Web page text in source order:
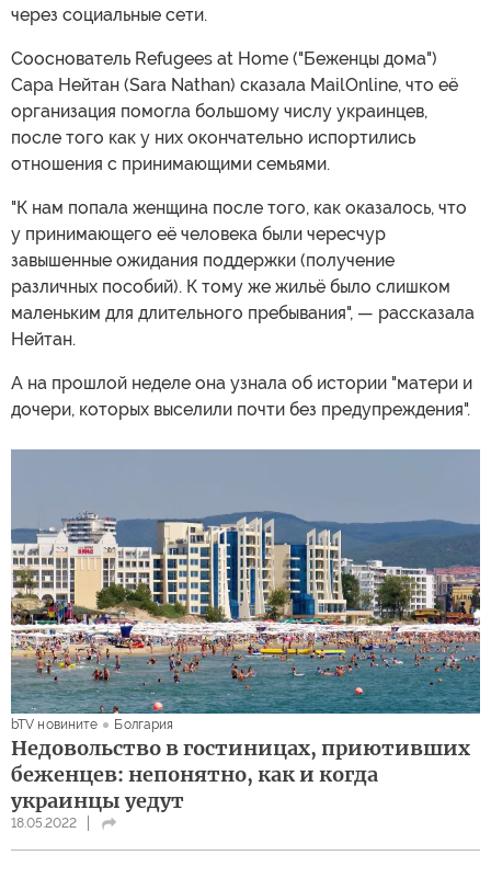
через социальные сети.
Сооснователь Refugees at Home ("Беженцы дома")
Сара Нейтан (Sara Nathan) сказала MailOnline, что её
организация помогла большому числу украинцев,
после того как у них окончательно испортились
отношения с принимающими семьями.
"К нам попала женщина после того, как оказалось, что
у принимающего её человека были чересчур
завышенные ожидания поддержки (получение
различных пособий). К тому же жильё было слишком
маленьким для длительного пребывания", — рассказала
Нейтан.
А на прошлой неделе она узнала об истории "матери и
дочери, которых выселили почти без предупреждения".
bTV новините Болгария
Недовольство в гостиницах, приютивших
беженцев: непонятно, как и когда
украинцы уедут
18.05.2022